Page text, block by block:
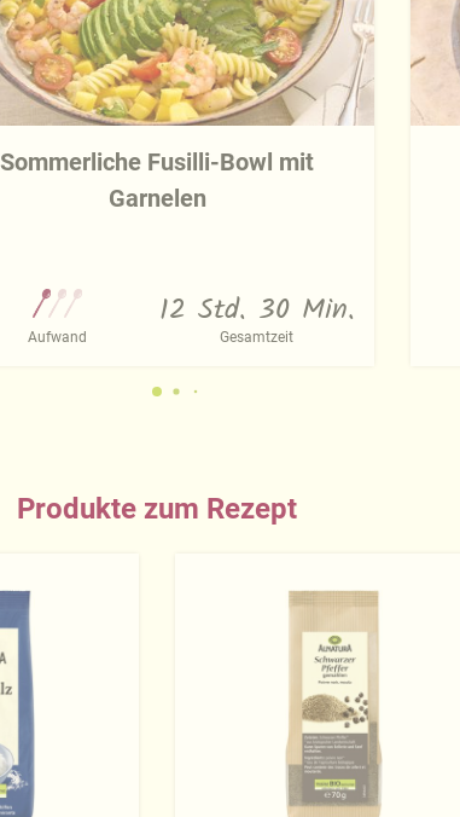
Sommerliche Fusilli-Bowl mit
Garnelen
Aufwand
12 Std. 30 Min.
Gesamtzeit
Produkte zum Rezept